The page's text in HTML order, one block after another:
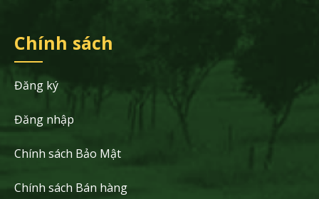
Chính sách
Đăng ký
Đăng nhập
Chính sách Bảo Mật
Chính sách Bán hàng